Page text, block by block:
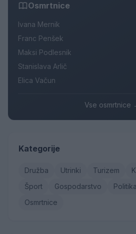
Osmrtnice
Ivana Mernik
Franc Penšek
Maksi Podlesnik
Stanislava Arlič
Elica Vačun
Vse osmrtnice
Kategorije
Družba Utrinki Turizem
Šport
Gospodarstvo Politika
Osmrtnice